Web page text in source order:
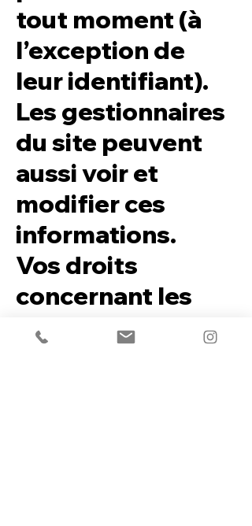
tout moment (à
l’exception de
leur identifiant).
Les gestionnaires
du site peuvent
aussi voir et
modifier ces
informations.
Vos droits
concernant les
données